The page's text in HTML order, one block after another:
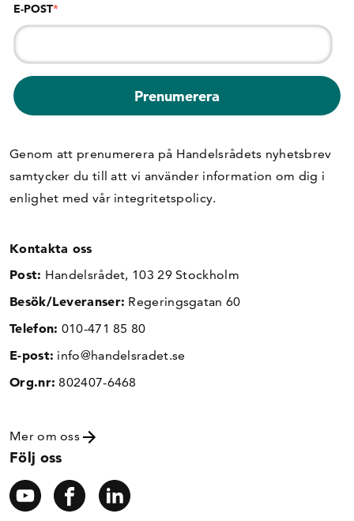
E-POST*
Genom att prenumerera på Handelsrådets nyhetsbrev
samtycker du till att vi använder information om dig i
enlighet med vår integritetspolicy.
Kontakta oss
Post: Handelsrådet, 103 29 Stockholm
Besök/Leveranser: Regeringsgatan 60
Telefon: 010-471 85 80
E-post: info@handelsradet.se
Org.nr: 802407-6468
Mer om oss
Följ oss